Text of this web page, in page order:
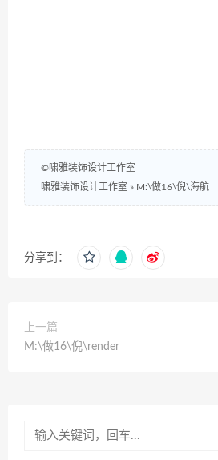
©啸雅装饰设计工作室
啸雅装饰设计工作室 » M:\做16\倪\海航
分享到：
上一篇
M:\做16\倪\render